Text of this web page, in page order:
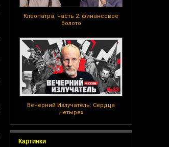
Клеопатра, часть 2: финансовое
болото
Вечерний Излучатель: Сердца
четырех
Картинки